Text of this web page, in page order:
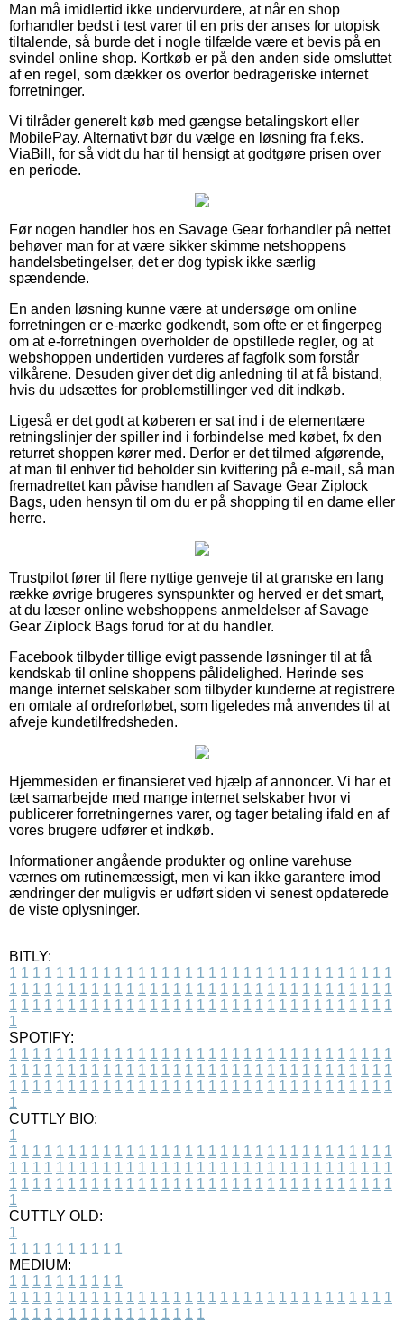
Man må imidlertid ikke undervurdere, at når en shop
forhandler bedst i test varer til en pris der anses for utopisk
tiltalende, så burde det i nogle tilfælde være et bevis på en
svindel online shop. Kortkøb er på den anden side omsluttet
af en regel, som dækker os overfor bedrageriske internet
forretninger.
Vi tilråder generelt køb med gængse betalingskort eller
MobilePay. Alternativt bør du vælge en løsning fra f.eks.
ViaBill, for så vidt du har til hensigt at godtgøre prisen over
en periode.
Før nogen handler hos en Savage Gear forhandler på nettet
behøver man for at være sikker skimme netshoppens
handelsbetingelser, det er dog typisk ikke særlig
spændende.
En anden løsning kunne være at undersøge om online
forretningen er e-mærke godkendt, som ofte er et fingerpeg
om at e-forretningen overholder de opstillede regler, og at
webshoppen undertiden vurderes af fagfolk som forstår
vilkårene. Desuden giver det dig anledning til at få bistand,
hvis du udsættes for problemstillinger ved dit indkøb.
Ligeså er det godt at køberen er sat ind i de elementære
retningslinjer der spiller ind i forbindelse med købet, fx den
returret shoppen kører med. Derfor er det tilmed afgørende,
at man til enhver tid beholder sin kvittering på e-mail, så man
fremadrettet kan påvise handlen af Savage Gear Ziplock
Bags, uden hensyn til om du er på shopping til en dame eller
herre.
Trustpilot fører til flere nyttige genveje til at granske en lang
række øvrige brugeres synspunkter og herved er det smart,
at du læser online webshoppens anmeldelser af Savage
Gear Ziplock Bags forud for at du handler.
Facebook tilbyder tillige evigt passende løsninger til at få
kendskab til online shoppens pålidelighed. Herinde ses
mange internet selskaber som tilbyder kunderne at registrere
en omtale af ordreforløbet, som ligeledes må anvendes til at
afveje kundetilfredsheden.
Hjemmesiden er finansieret ved hjælp af annoncer. Vi har et
tæt samarbejde med mange internet selskaber hvor vi
publicerer forretningernes varer, og tager betaling ifald en af
vores brugere udfører et indkøb.
Informationer angående produkter og online varehuse
værnes om rutinemæssigt, men vi kan ikke garantere imod
ændringer der muligvis er udført siden vi senest opdaterede
de viste oplysninger.
BITLY:
1 1 1 1 1 1 1 1 1 1 1 1 1 1 1 1 1 1 1 1 1 1 1 1 1 1 1 1 1 1 1 1 1
1 1 1 1 1 1 1 1 1 1 1 1 1 1 1 1 1 1 1 1 1 1 1 1 1 1 1 1 1 1 1 1 1
1 1 1 1 1 1 1 1 1 1 1 1 1 1 1 1 1 1 1 1 1 1 1 1 1 1 1 1 1 1 1 1 1
1
SPOTIFY:
1 1 1 1 1 1 1 1 1 1 1 1 1 1 1 1 1 1 1 1 1 1 1 1 1 1 1 1 1 1 1 1 1
1 1 1 1 1 1 1 1 1 1 1 1 1 1 1 1 1 1 1 1 1 1 1 1 1 1 1 1 1 1 1 1 1
1 1 1 1 1 1 1 1 1 1 1 1 1 1 1 1 1 1 1 1 1 1 1 1 1 1 1 1 1 1 1 1 1
1
CUTTLY BIO:
1
1 1 1 1 1 1 1 1 1 1 1 1 1 1 1 1 1 1 1 1 1 1 1 1 1 1 1 1 1 1 1 1 1
1 1 1 1 1 1 1 1 1 1 1 1 1 1 1 1 1 1 1 1 1 1 1 1 1 1 1 1 1 1 1 1 1
1 1 1 1 1 1 1 1 1 1 1 1 1 1 1 1 1 1 1 1 1 1 1 1 1 1 1 1 1 1 1 1 1
1
CUTTLY OLD:
1
1 1 1 1 1 1 1 1 1 1
MEDIUM:
1 1 1 1 1 1 1 1 1 1
1 1 1 1 1 1 1 1 1 1 1 1 1 1 1 1 1 1 1 1 1 1 1 1 1 1 1 1 1 1 1 1 1
1 1 1 1 1 1 1 1 1 1 1 1 1 1 1 1 1